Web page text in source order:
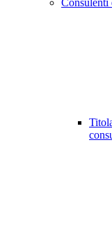
Consulenti